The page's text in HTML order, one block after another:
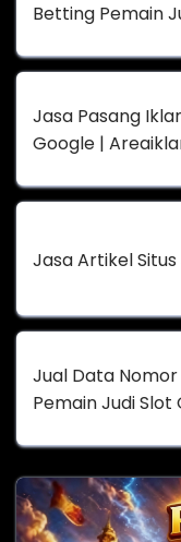
Betting Pemain
Jasa Pasang
Google |
Jasa Artikel
Jual Data
Pemain Judi Slot